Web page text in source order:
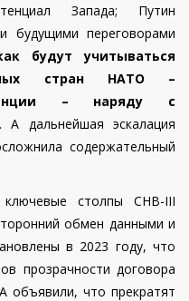
Запада; Путин
будущими переговорами
будут учитываться
стран НАТО –
– наряду с
. А дальнейшая эскалация
содержательный
ключевые столпы СНВ-III
обмен данными и
в 2023 году, что
прозрачности договора
объявили, что прекратят